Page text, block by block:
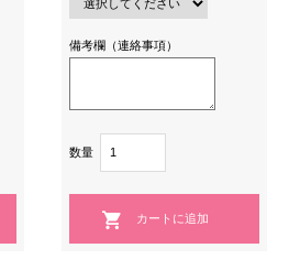
備考欄（連絡事項）
数量